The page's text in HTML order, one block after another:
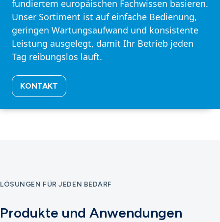
fundiertem europäischen Fachwissen basieren.
Unser Sortiment ist auf einfache Bedienung,
geringen Wartungsaufwand und konsistente
Leistung ausgelegt, damit Ihr Betrieb jeden
Tag reibungslos läuft.
KONTAKT
LÖSUNGEN FÜR JEDEN BEDARF
Produkte und Anwendungen